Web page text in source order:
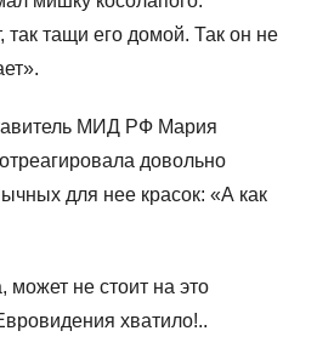
так тащи его домой. Так он не
МИД РФ Мария
довольно
для нее красок: «А как
не стоит на это
хватило!..